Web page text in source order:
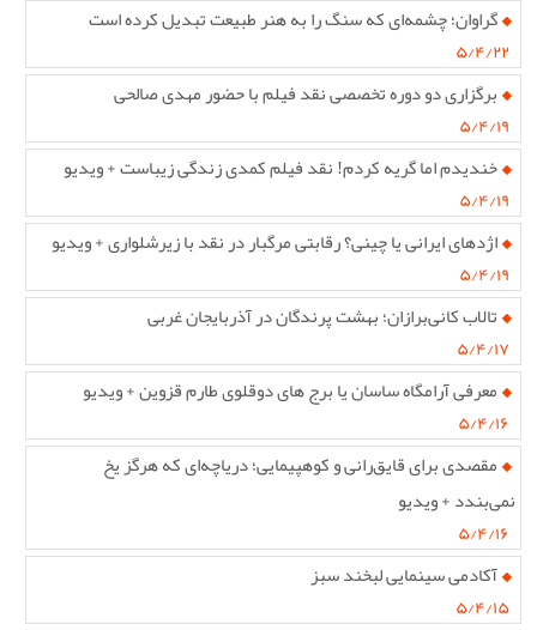
گراوان؛ چشمه‌ای که سنگ را به هنر طبیعت تبدیل کرده است
۵/۴/۲۲
برگزاری دو دوره تخصصی نقد فیلم با حضور مهدی صالحی
۵/۴/۱۹
خندیدم اما گریه کردم! نقد فیلم کمدی زندگی زیباست + ویدیو
۵/۴/۱۹
اژدهای ایرانی یا چینی؟ رقابتی مرگبار در نقد با زیرشلواری + ویدیو
۵/۴/۱۹
تالاب کانی‌برازان؛ بهشت پرندگان در آذربایجان غربی
۵/۴/۱۷
معرفی آرامگاه ساسان یا برج های دوقلوی طارم قزوین + ویدیو
۵/۴/۱۶
مقصدی برای قایق‌رانی و کوهپیمایی؛ دریاچه‌ای که هرگز یخ
نمی‌بندد + ویدیو
۵/۴/۱۶
آکادمی سینمایی لبخند سبز
۵/۴/۱۵